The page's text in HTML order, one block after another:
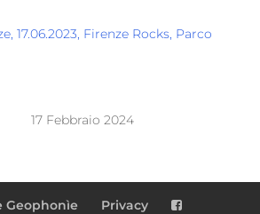
17.06.2023, Firenze Rocks, Parco
17 Febbraio 2024
Geophonìe Privacy